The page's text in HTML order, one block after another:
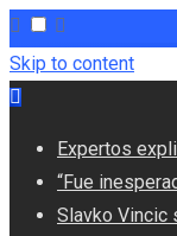
Skip to content
Expertos
“Fue
Slavko Vincic